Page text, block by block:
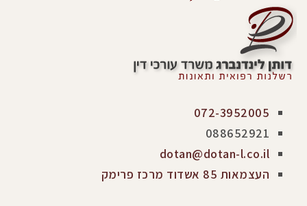
072-3952005
088652921
dotan@dotan-l.co.il
העצמאות 85 אשדוד מרכז פרימק